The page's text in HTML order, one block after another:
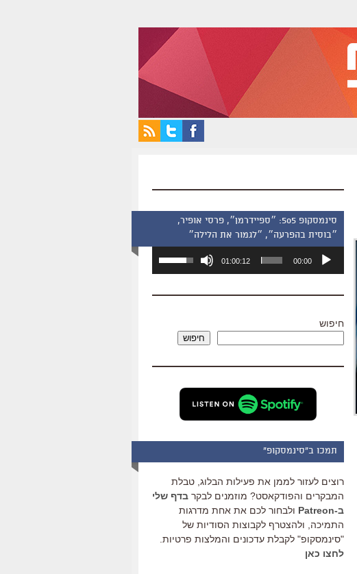
סינמסקופ 505: ״ספיידרמן״, פרסי אופיר,
״בוסית בהפרעה״, ״לגמור את הלילה״
אודיו
00:00
01:00:12
השתמש
כדי
שמע.
חיפוש
חיפוש
תמכו ב"סינמסקופ"
רוצים לעזור לממן את פעילות הבלוג, טבלת
המבקרים והפודקאסט? מוזמנים לבקר בדף שלי
ב-Patreon
ולבחור לכם את אחת מדרגות
התמיכה, ולהצטרף לקבוצות הסודיות של
"סינמסקופ" לקבלת עדכונים והמלצות פרטיות.
לחצו כאן